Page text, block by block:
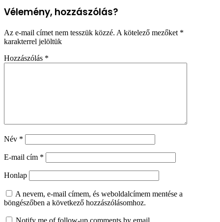
Vélemény, hozzászólás?
Az e-mail címet nem tesszük közzé. A kötelező mezőket *
karakterrel jelöltük
Hozzászólás *
Név *
E-mail cím *
Honlap
A nevem, e-mail címem, és weboldalcímem mentése a
böngészőben a következő hozzászólásomhoz.
Notify me of follow-up comments by email.